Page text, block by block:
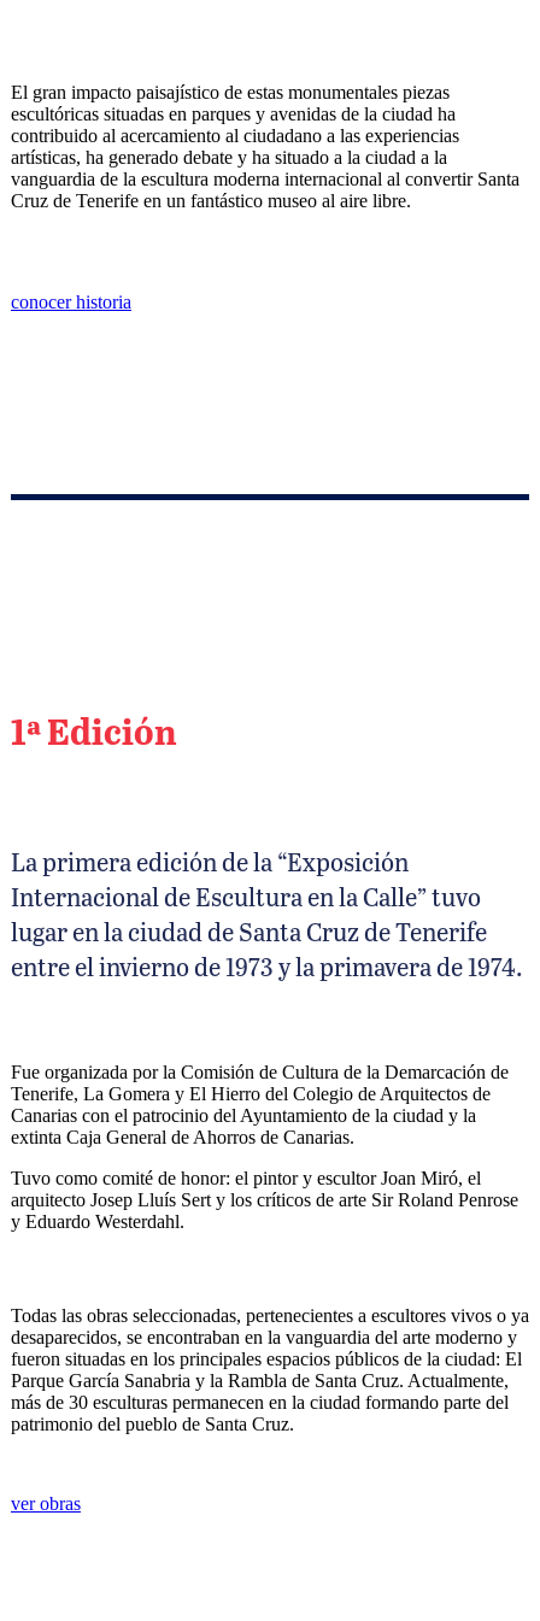
El gran impacto paisajístico de estas monumentales piezas
escultóricas situadas en parques y avenidas de la ciudad ha
contribuido al acercamiento al ciudadano a las experiencias
artísticas, ha generado debate y ha situado a la ciudad a la
vanguardia de la escultura moderna internacional al convertir Santa
Cruz de Tenerife en un fantástico museo al aire libre.
conocer historia
1ª Edición
La primera edición de la “Exposición
Internacional de Escultura en la Calle” tuvo
lugar en la ciudad de Santa Cruz de Tenerife
entre el invierno de 1973 y la primavera de 1974.
Fue organizada por la Comisión de Cultura de la Demarcación de
Tenerife, La Gomera y El Hierro del Colegio de Arquitectos de
Canarias con el patrocinio del Ayuntamiento de la ciudad y la
extinta Caja General de Ahorros de Canarias.
Tuvo como comité de honor: el pintor y escultor Joan Miró, el
arquitecto Josep Lluís Sert y los críticos de arte Sir Roland Penrose
y Eduardo Westerdahl.
Todas las obras seleccionadas, pertenecientes a escultores vivos o ya
desaparecidos, se encontraban en la vanguardia del arte moderno y
fueron situadas en los principales espacios públicos de la ciudad: El
Parque García Sanabria y la Rambla de Santa Cruz. Actualmente,
más de 30 esculturas permanecen en la ciudad formando parte del
patrimonio del pueblo de Santa Cruz.
ver obras